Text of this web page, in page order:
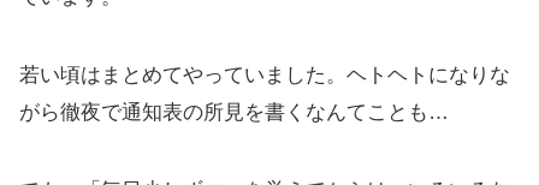
若い頃はまとめてやっていました。ヘトヘトになりな
がら徹夜で通知表の所見を書くなんてことも…